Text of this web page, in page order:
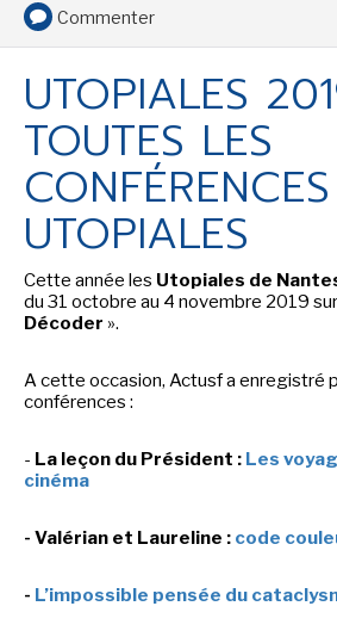
SENSE OF WONDER
LE MOT DES ÉDITIONS
Commenter
UTOPIALES
TOUTES LES
UTOPIALES
Cette année les Utopiales de
du 31 octobre au 4 novembre 2019
Décoder ».
A cette occasion, Actusf a enregistré
conférences :
- La leçon du Président : Les
cinéma
- Valérian et Laureline : code
- L’impossible pensée du